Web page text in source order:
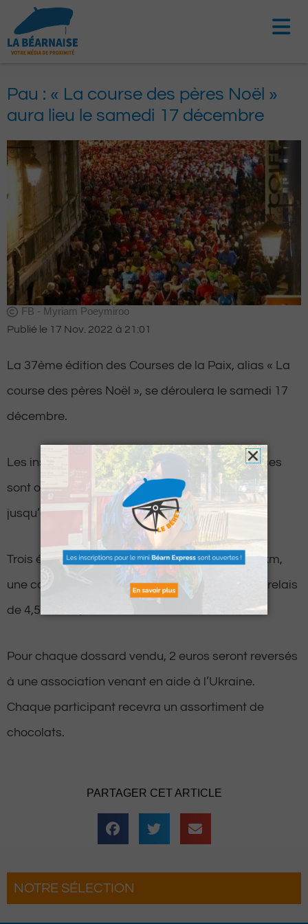
contenu
Pau : « La course des pères Noël »
aura lieu le samedi 17 décembre
FB - Myriam Poeymiroo
Publié le 17 Nov. 2022 à 21:01
La 37ème édition des Courses de la Paix, alias « La
course des pères Noël », se déroulera le samedi 17
décembre.
Les inscriptions pour cette traditionnelles courses
sont ouvertes sur le site de
pyreneeschrono.fr
jusqu’au dimanche 11 décembre.
Trois épreuves auront lieu : une marche de 9,6 km,
une course à pied en individuel de 9,6 km et en relais
de 4,5 km + 5,1 km.
Pour chaque dossard vendu, 2 euros seront reversés
à une association venant en aide à l’Ukraine.
Chaque participant recevra un assortiment de
chocolats.
PARTAGER CET ARTICLE
NOTRE SÉLECTION
3 Heures de la Brouette